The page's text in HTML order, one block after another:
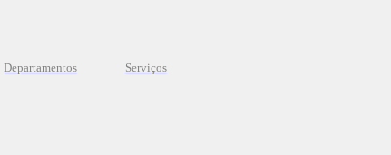
Departamentos Serviços